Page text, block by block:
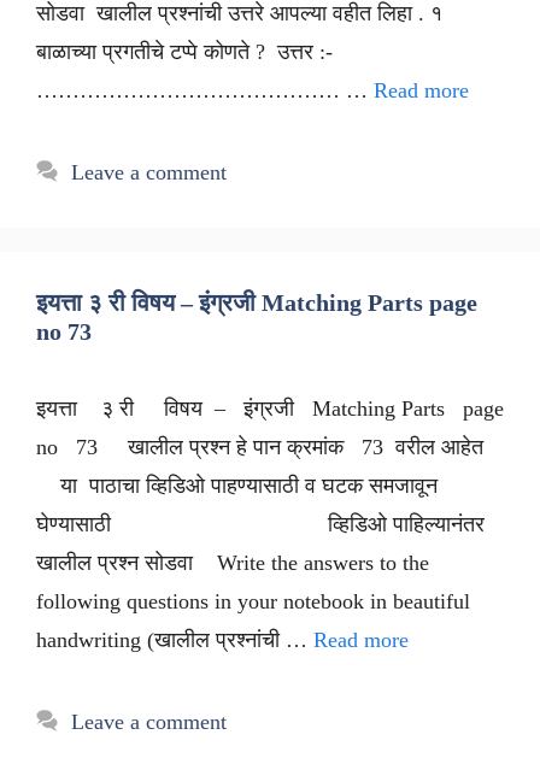
सोडवा खालील प्रश्नांची उत्तरे आपल्या वहीत लिहा . १
बाळाच्या प्रगतीचे टप्पे कोणते ? उत्तर :-
…………………………………… … Read more
Leave a comment
इयत्ता ३ री विषय – इंग्रजी Matching Parts page
no 73
इयत्ता ३ री विषय – इंग्रजी Matching Parts page
no 73 खालील प्रश्न हे पान क्रमांक 73 वरील आहेत
या पाठाचा व्हिडिओ पाहण्यासाठी व घटक समजावून
घेण्यासाठी व्हिडिओ पाहिल्यानंतर
खालील प्रश्न सोडवा Write the answers to the
following questions in your notebook in beautiful
handwriting (खालील प्रश्नांची … Read more
Leave a comment